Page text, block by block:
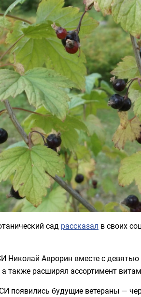
сад рассказал в своих
Николай Аврорин вместе с
а также расширял ассортимент
появились будущие ветераны —